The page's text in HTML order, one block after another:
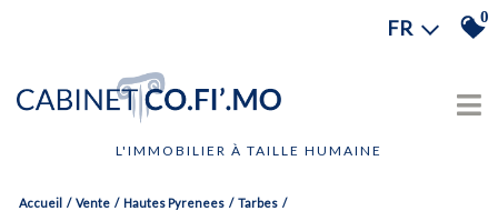
FR 0
L'IMMOBILIER À TAILLE HUMAINE
Accueil Vente Hautes Pyrenees
Tarbes